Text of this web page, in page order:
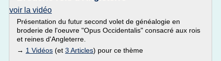
voir la vidéo
Présentation du futur second volet de généalogie en
broderie de l'oeuvre "Opus Occidentalis" consacré aux rois
et reines d'Angleterre.
→ 1 Vidéos (et 3 Articles) pour ce thème